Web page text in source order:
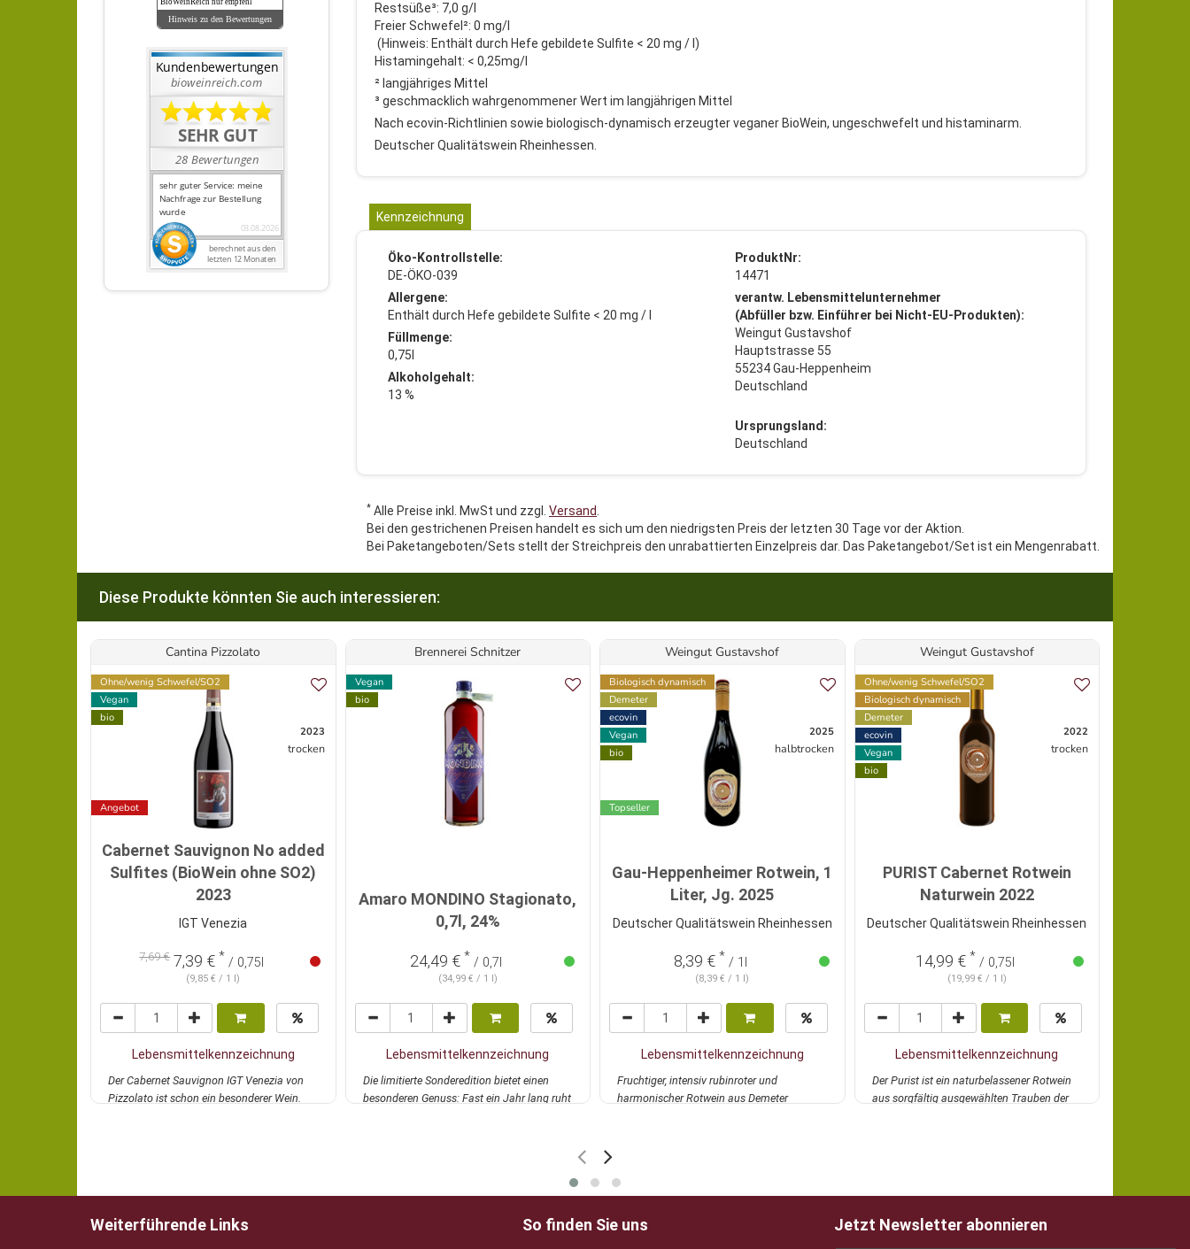
BioWeinReich nur empfehl
Hinweis zu den Bewertungen
Restsüße³: 7,0 g/l
Freier Schwefel²: 0 mg/l
(Hinweis: Enthält durch Hefe gebildete Sulfite < 20 mg / l)
Histamingehalt: < 0,25mg/l
² langjähriges Mittel
³ geschmacklich wahrgenommener Wert im langjährigen Mittel
Nach ecovin-Richtlinien sowie biologisch-dynamisch erzeugter veganer BioWein, ungeschwefelt und histaminarm.
Deutscher Qualitätswein Rheinhessen.
Kennzeichnung
Öko-Kontrollstelle:
DE-ÖKO-039
Allergene:
Enthält durch Hefe gebildete Sulfite < 20 mg / l
Füllmenge:
0,75l
Alkoholgehalt:
13 %
ProduktNr:
14471
verantw. Lebensmittelunternehmer
(Abfüller bzw. Einführer bei Nicht-EU-Produkten):
Weingut Gustavshof
Hauptstrasse 55
55234 Gau-Heppenheim
Deutschland
Ursprungsland:
Deutschland
* Alle Preise inkl. MwSt und zzgl. Versand
Bei den gestrichenen Preisen handelt es sich um den niedrigsten Preis der letzten 30 Tage vor der Aktion.
Bei Paketangeboten/Sets stellt der Streichpreis den unrabattierten Einzelpreis dar. Das Paketangebot/Set ist ein Mengenrabatt.
Diese Produkte könnten Sie auch interessieren:
Cantina Pizzolato
Ohne/wenig Schwefel/SO2
Vegan
bio
Angebot
2023
trocken
Cabernet Sauvignon No added
Sulfites (BioWein ohne SO2)
2023
IGT Venezia
7,69 €7,39 € * / 0,75l
(9,85 € / 1 l)
Lebensmittelkennzeichnung
Der Cabernet Sauvignon IGT Venezia von
Pizzolato ist schon ein besonderer Wein.
Brennerei Schnitzer
Vegan
bio
Amaro MONDINO Stagionato,
0,7l, 24%
24,49 € * / 0,7l
(34,99 € / 1 l)
Lebensmittelkennzeichnung
Die limitierte Sonderedition bietet einen
besonderen Genuss: Fast ein Jahr lang ruht
Weingut Gustavshof
Biologisch dynamisch
Demeter
ecovin
Vegan
bio
Topseller
2025
halbtrocken
Gau-Heppenheimer Rotwein, 1
Liter, Jg. 2025
Deutscher Qualitätswein Rheinhessen
8,39 € * / 1l
(8,39 € / 1 l)
Lebensmittelkennzeichnung
Fruchtiger, intensiv rubinroter und
harmonischer Rotwein aus Demeter
Weingut Gustavshof
Ohne/wenig Schwefel/SO2
Biologisch dynamisch
Demeter
ecovin
Vegan
bio
2022
trocken
PURIST Cabernet Rotwein
Naturwein 2022
Deutscher Qualitätswein Rheinhessen
14,99 € * / 0,75l
(19,99 € / 1 l)
Lebensmittelkennzeichnung
Der Purist ist ein naturbelassener Rotwein
aus sorgfältig ausgewählten Trauben der
Weiterführende Links So finden Sie uns Jetzt Newsletter abonnieren